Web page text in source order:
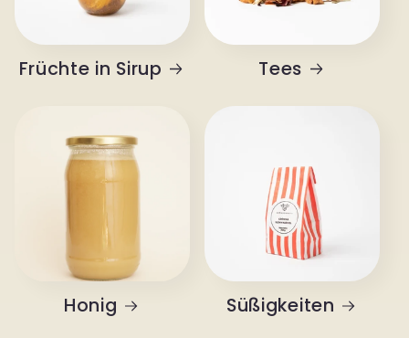
Früchte in Sirup Tees
Honig Süßigkeiten